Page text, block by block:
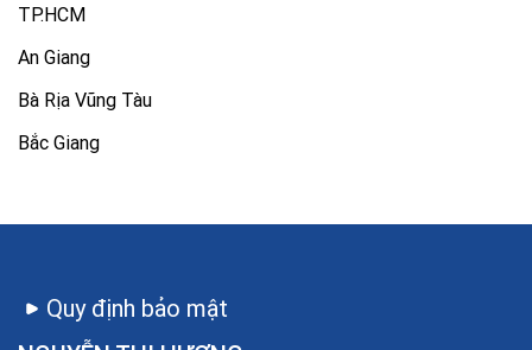
TP.HCM
An Giang
Bà Rịa Vũng Tàu
Bắc Giang
Quy định bảo mật